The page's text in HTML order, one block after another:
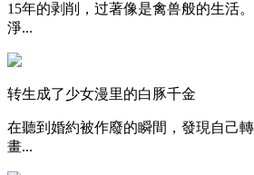
15年的剥削，过著像是禽兽般的生活
淨...
转生成了少女漫里的白豚千金
在聽到婚約被作廢的瞬間，發現自己
畫...